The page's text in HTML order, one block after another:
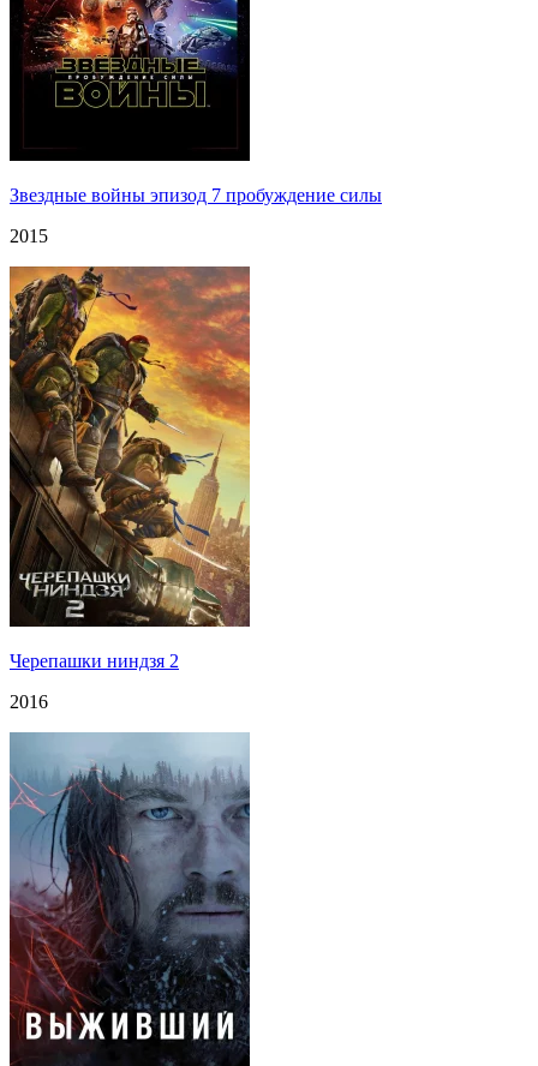
Звездные войны эпизод 7 пробуждение силы
2015
Черепашки ниндзя 2
2016